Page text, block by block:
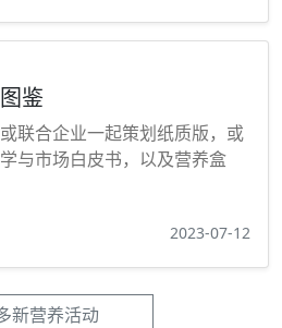
鉴
联合企业一起策划纸质版，或
与市场白皮书，以及营养盒
2023-07-12
新营养活动